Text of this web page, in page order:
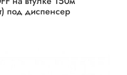
под диспенсер